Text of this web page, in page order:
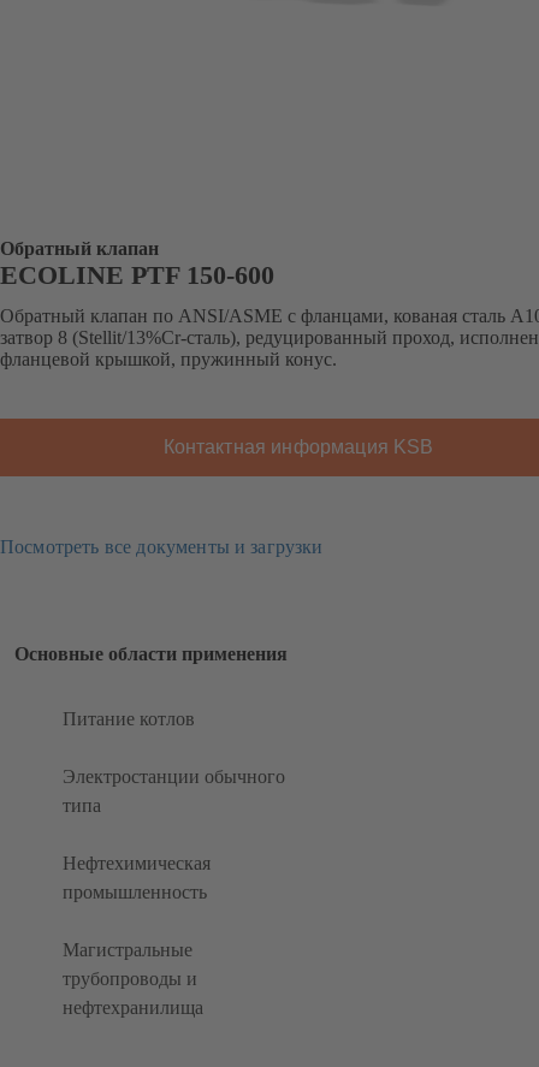
Обратный клапан
ECOLINE PTF 150-600
Обратный клапан по ANSI/ASME с фланцами, кованая сталь
затвор 8 (Stellit/13%Cr-сталь), редуцированный проход,
фланцевой крышкой, пружинный конус.
Контактная информация KSB
Посмотреть все документы и загрузки
Основные области применения
Питание котлов
Электростанции обычного
типа
Нефтехимическая
промышленность
Магистральные
трубопроводы и
нефтехранилища